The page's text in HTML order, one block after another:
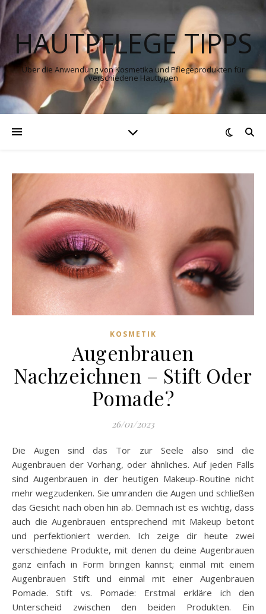
HAUTPFLEGE TIPPS
Über die Anwendung von Kosmetika und Pflegeprodukten für
verschiedene Hauttypen
KOSMETIK
Augenbrauen
Nachzeichnen – Stift Oder
Pomade?
26/01/2023
Die Augen sind das Tor zur Seele also sind die
Augenbrauen der Vorhang, oder ähnliches. Auf jeden Falls
sind Augenbrauen in der heutigen Makeup-Routine nicht
mehr wegzudenken. Sie umranden die Augen und schließen
das Gesicht nach oben hin ab. Demnach ist es wichtig, dass
auch die Augenbrauen entsprechend mit Makeup betont
und perfektioniert werden. Ich zeige dir heute zwei
verschiedene Produkte, mit denen du deine Augenbrauen
ganz einfach in Form bringen kannst; einmal mit einem
Augenbrauen Stift und einmal mit einer Augenbrauen
Pomade. Stift vs. Pomade: Erstmal erkläre ich den
Unterscheid zwischen den beiden Produkten. Ein